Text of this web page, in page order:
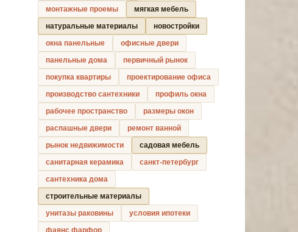
монтажные проемы
мягкая мебель
натуральные материалы
новостройки
окна панельные
офисные двери
панельные дома
первичный рынок
покупка квартиры
проектирование офиса
производство сантехники
профиль окна
рабочее пространство
размеры окон
распашные двери
ремонт ванной
рынок недвижимости
садовая мебель
санитарная керамика
санкт-петербург
сантехника дома
строительные материалы
унитазы раковины
условия ипотеки
фаянс фарфор